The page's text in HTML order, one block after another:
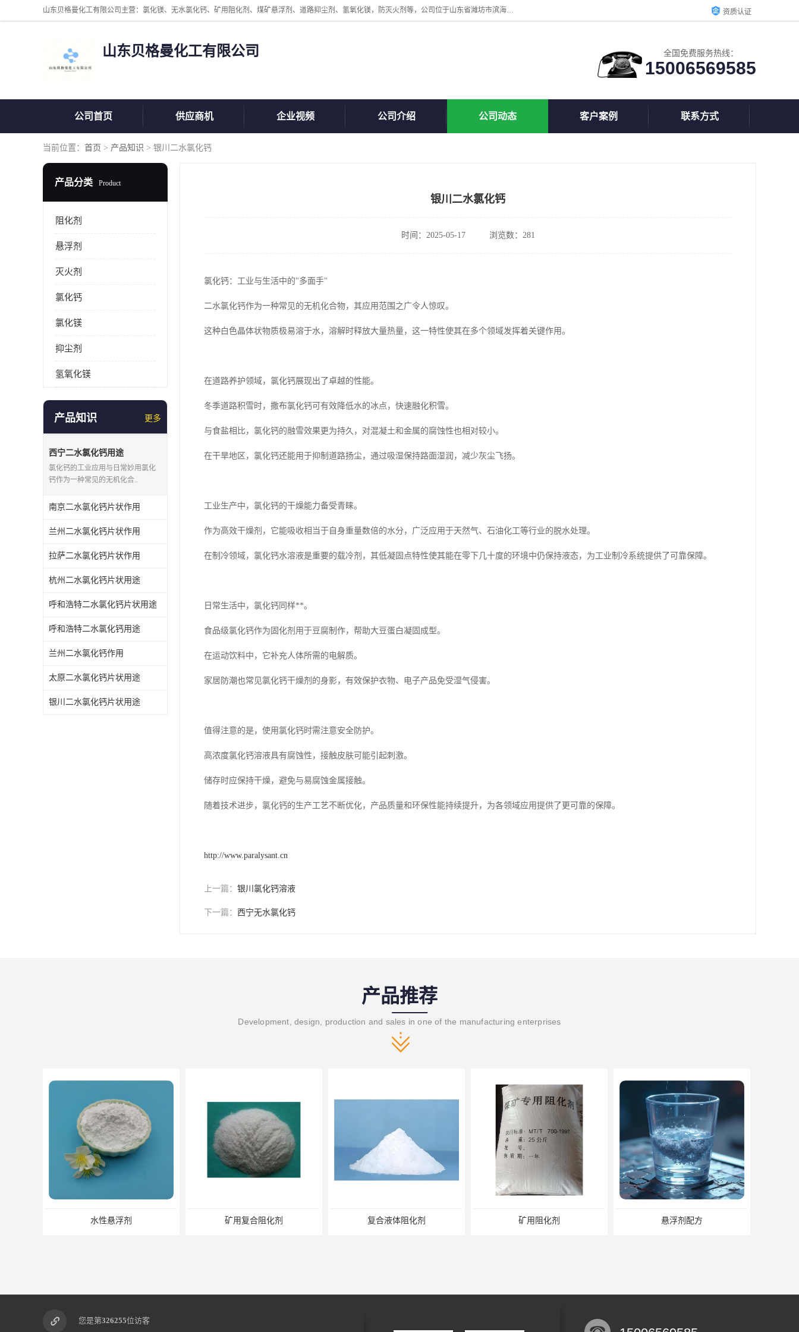
山东贝格曼化工有限公司主营：氯化镁、无水氯化钙、矿用阻化剂、煤矿悬浮剂、道路抑尘剂、氢氧化镁，防灭火剂等，公司位于山东省潍坊市滨海经济开发区,是专业从事对各种精细化工集研究、开发、制造于一体的现代化大型跨境化工企业，公司本着诚信经营、给每一位客户提供专业服务。 资质认证
山东贝格曼化工有限公司 全国免费服务热线：
15006569585
公司首页 供应商机 企业视频 公司介绍 公司动态 客户案例 联系方式
当前位置： 首页 > 产品知识 > 银川二水氯化钙
产品分类 Product
阻化剂
悬浮剂
灭火剂
氯化钙
氯化镁
抑尘剂
氢氧化镁
产品知识 更多
西宁二水氯化钙用途
氯化钙的工业应用与日常妙用氯化
钙作为一种常见的无机化合..
南京二水氯化钙片状作用
兰州二水氯化钙片状作用
拉萨二水氯化钙片状作用
杭州二水氯化钙片状用途
呼和浩特二水氯化钙片状用途
呼和浩特二水氯化钙用途
兰州二水氯化钙作用
太原二水氯化钙片状用途
银川二水氯化钙片状用途
银川二水氯化钙
时间：2025-05-17 浏览数：281
氯化钙：工业与生活中的"多面手"
二水氯化钙作为一种常见的无机化合物，其应用范围之广令人惊叹。
这种白色晶体状物质极易溶于水，溶解时释放大量热量，这一特性使其在多个领域发挥着关键作用。
在道路养护领域，氯化钙展现出了卓越的性能。
冬季道路积雪时，撒布氯化钙可有效降低水的冰点，快速融化积雪。
与食盐相比，氯化钙的融雪效果更为持久，对混凝土和金属的腐蚀性也相对较小。
在干旱地区，氯化钙还能用于抑制道路扬尘，通过吸湿保持路面湿润，减少灰尘飞扬。
工业生产中，氯化钙的干燥能力备受青睐。
作为高效干燥剂，它能吸收相当于自身重量数倍的水分，广泛应用于天然气、石油化工等行业的脱水处理。
在制冷领域，氯化钙水溶液是重要的载冷剂，其低凝固点特性使其能在零下几十度的环境中仍保持液态，为工业制冷系统提供了可靠保障。
日常生活中，氯化钙同样**。
食品级氯化钙作为固化剂用于豆腐制作，帮助大豆蛋白凝固成型。
在运动饮料中，它补充人体所需的电解质。
家居防潮也常见氯化钙干燥剂的身影，有效保护衣物、电子产品免受湿气侵害。
值得注意的是，使用氯化钙时需注意安全防护。
高浓度氯化钙溶液具有腐蚀性，接触皮肤可能引起刺激。
储存时应保持干燥，避免与易腐蚀金属接触。
随着技术进步，氯化钙的生产工艺不断优化，产品质量和环保性能持续提升，为各领域应用提供了更可靠的保障。
http://www.paralysant.cn
上一篇： 银川氯化钙溶液
下一篇： 西宁无水氯化钙
产品推荐
Development, design, production and sales in one of the manufacturing enterprises
水性悬浮剂 矿用复合阻化剂 复合液体阻化剂 矿用阻化剂 悬浮剂配方
您是第326255位访客